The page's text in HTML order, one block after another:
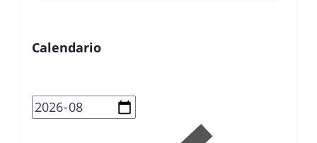
Calendario